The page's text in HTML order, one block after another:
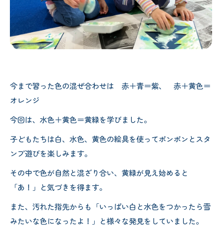
今まで習った色の混ぜ合わせは 赤＋青＝紫、 赤＋黄色＝
オレンジ
今回は、水色＋黄色＝黄緑を学びました。
子どもたちは白、水色、黄色の絵具を使ってポンポンとスタ
ンプ遊びを楽しみます。
その中で色が自然と混ざり合い、黄緑が見え始めると
「あ！」と気づきを得ます。
また、汚れた指先からも「いっぱい白と水色をつかったら雪
みたいな色になったよ！」と様々な発見をしていました。